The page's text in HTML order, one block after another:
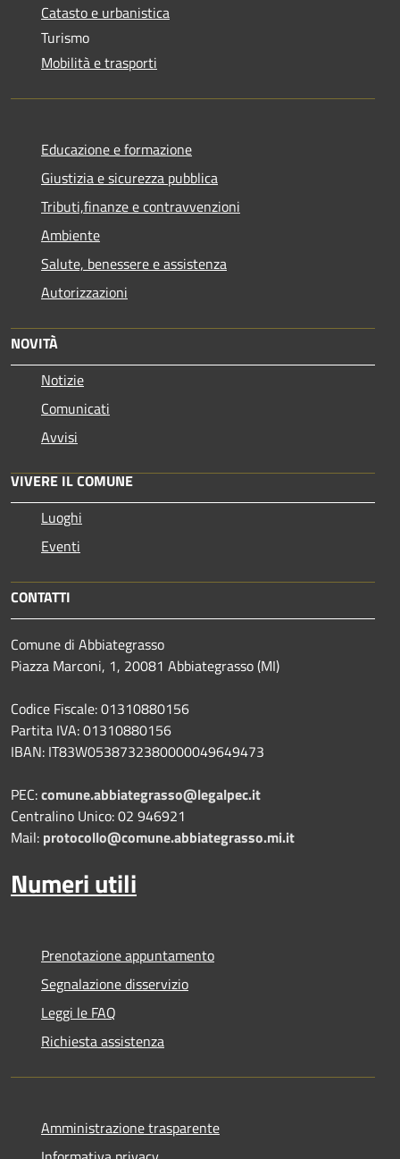
Catasto e urbanistica
Turismo
Mobilità e trasporti
Educazione e formazione
Giustizia e sicurezza pubblica
Tributi,finanze e contravvenzioni
Ambiente
Salute, benessere e assistenza
Autorizzazioni
NOVITÀ
Notizie
Comunicati
Avvisi
VIVERE IL COMUNE
Luoghi
Eventi
CONTATTI
Comune di Abbiategrasso
Piazza Marconi, 1, 20081 Abbiategrasso (MI)
Codice Fiscale: 01310880156
Partita IVA: 01310880156
IBAN: IT83W0538732380000049649473
PEC:comune.abbiategrasso@legalpec.it
Centralino Unico: 02 946921
Mail: protocollo@comune.abbiategrasso.mi.it
Numeri utili
Prenotazione appuntamento
Segnalazione disservizio
Leggi le FAQ
Richiesta assistenza
Amministrazione trasparente